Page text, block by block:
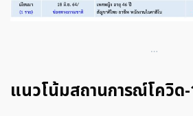
…
แนวโน้มสถานการณ์โควิด-